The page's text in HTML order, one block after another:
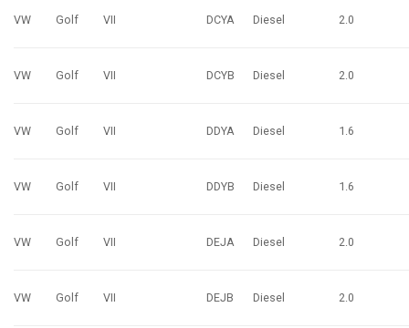
VW Golf VII DCYA Diesel 2.0
VW Golf VII DCYB Diesel 2.0
VW Golf VII DDYA Diesel 1.6
VW Golf VII DDYB Diesel 1.6
VW Golf VII DEJA Diesel 2.0
VW Golf VII DEJB Diesel 2.0